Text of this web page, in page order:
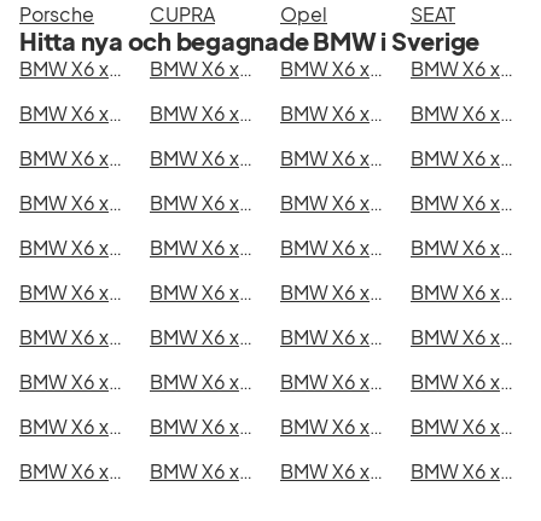
Porsche
CUPRA Opel SEAT
Hitta nya och begagnade BMW i Sverige
BMW X6 xDrive40d i Stockholm BMW X6 xDrive40d i Göteborg BMW X6 xDrive40d i Helsingborg
BMW X6 xDrive40d i Jönköping
BMW X6 xDrive40d i Malmö
BMW X6 xDrive40d i Örebro BMW X6 xDrive40d i Norrköping
BMW X6 xDrive40d i Linköping
BMW X6 xDrive40d i Uppsala
BMW X6 xDrive40d i Västerås BMW X6 xDrive40d i Halmstad
BMW X6 xDrive40d i Växjö
BMW X6 xDrive40d i Eskilstuna
BMW X6 xDrive40d i Kalmar BMW X6 xDrive40d i Karlskrona
BMW X6 xDrive40d i Karlstad
BMW X6 xDrive40d i Kristianstad
BMW X6 xDrive40d i Sundsvall BMW X6 xDrive40d i Umeå
BMW X6 xDrive40d i Varberg
BMW X6 xDrive40d i Borås
BMW X6 xDrive40d i Falkenberg BMW X6 xDrive40d i Gävle
BMW X6 xDrive40d i Luleå
BMW X6 xDrive40d i Lund
BMW X6 xDrive40d i Mönsterås BMW X6 xDrive40d i Uddevalla
BMW X6 xDrive40d i Västervik
BMW X6 xDrive40d i Ystad
BMW X6 xDrive40d i Östersund BMW X6 xDrive40d i Borlänge
BMW X6 xDrive40d i Kiruna
BMW X6 xDrive40d i Nyköping
BMW X6 xDrive40d i Oskarshamn BMW X6 xDrive40d i Sigtuna
BMW X6 xDrive40d i Skellefteå
BMW X6 xDrive40d i Skövde
BMW X6 xDrive40d i Trollhättan BMW X6 xDrive40d i Alingsås BMW X6 xDrive40d i Båstad